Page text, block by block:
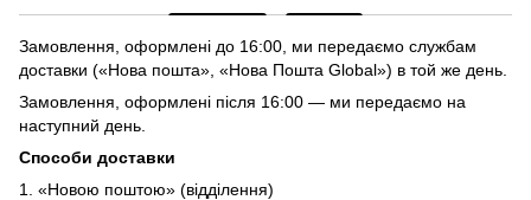
Замовлення, оформлені до 16:00, ми передаємо службам
доставки («Нова пошта», «Нова Пошта Global») в той же день.
Замовлення, оформлені після 16:00 — ми передаємо на
наступний день.
Способи доставки
1. «Новою поштою» (відділення)